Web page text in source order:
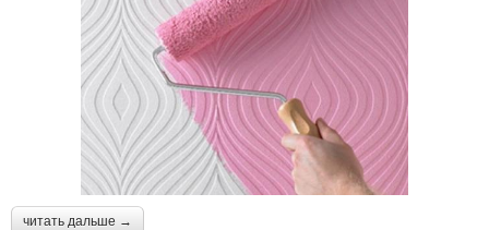
читать дальше →